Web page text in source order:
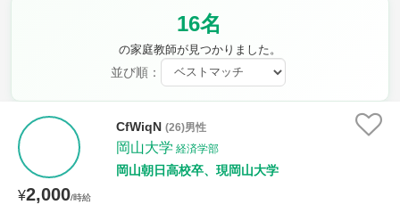
16名
の家庭教師が見つかりました。
並び順：
¥2,000/時給
CfWiqN (26)男性
岡山大学 経済学部
岡山朝日高校卒、現岡山大学
理科
保健・体育 図画工作 書写
時給：¥1,000 ～ ¥10,000
授業可能日